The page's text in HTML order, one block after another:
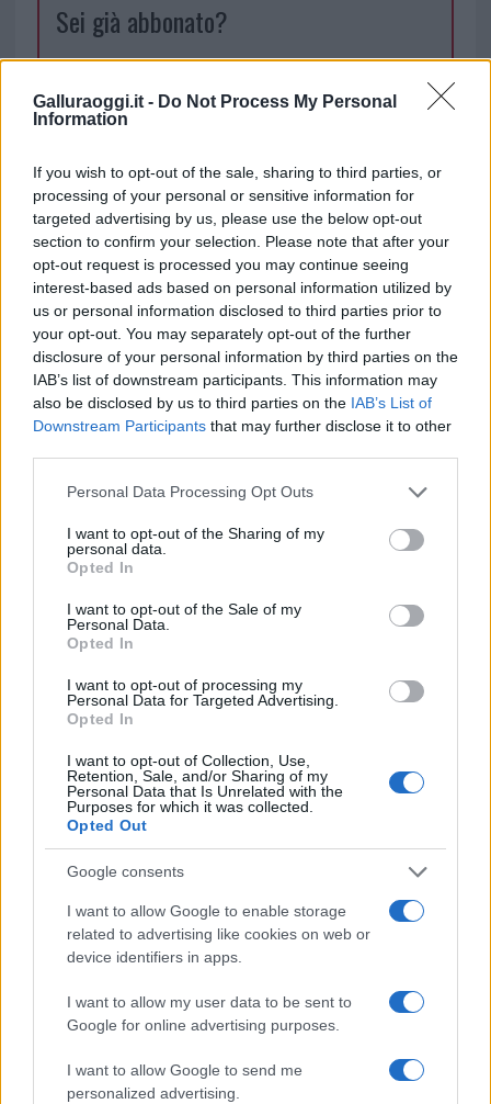
Galluraoggi.it - Do Not Process My Personal
Information
If you wish to opt-out of the sale, sharing to third parties, or
processing of your personal or sensitive information for
targeted advertising by us, please use the below opt-out
section to confirm your selection. Please note that after your
opt-out request is processed you may continue seeing
interest-based ads based on personal information utilized by
us or personal information disclosed to third parties prior to
your opt-out. You may separately opt-out of the further
disclosure of your personal information by third parties on the
IAB’s list of downstream participants. This information may
also be disclosed by us to third parties on the IAB’s List of
Downstream Participants that may further disclose it to other
Please note that this website/app uses one or more Google
not limited to your visit or usage behaviour. You may click to
grant or deny consent to Google and its third-party tags to
use your data for below specified purposes in below Google
consent section.
Personal Data Processing Opt Outs
I want to opt-out of the Sharing of my
personal data.
Opted In
I want to opt-out of the Sale of my
Personal Data.
Opted In
I want to opt-out of processing my
Personal Data for Targeted Advertising.
Opted In
I want to opt-out of Collection, Use,
Retention, Sale, and/or Sharing of my
Personal Data that Is Unrelated with the
Purposes for which it was collected.
Opted Out
Google consents
I want to allow Google to enable storage
related to advertising like cookies on web or
device identifiers in apps.
I want to allow my user data to be sent to
Google for online advertising purposes.
I want to allow Google to send me
personalized advertising.
Sei già abbonato?
sezioneLogin dal menù del sito o
cliccando
TEMI: Ricci Sardegna
Inviaci le tue segnalazioni,
i tuoi video e le tue foto
Su WhatsApp al numero +39
345 356 7512
Notizie in tempo reale?
Entra nel canale telegram di
Ricevi le nostre ultime news
daGoogle News
Condividi l'articolo
F
a
ce
b
o
o
k
T
w
it
te
r
n
te
re
st
at
s
A
p
p
a
re
Articolo precedente
Prossimo articolo
NOTIZIE RECENTI
Sangue, musica e solidarietà con Avis Olbia al